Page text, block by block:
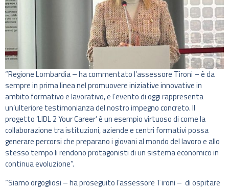
“Regione Lombardia – ha commentato l’assessore Tironi – è da
sempre in prima linea nel promuovere iniziative innovative in
ambito formativo e lavorativo, e l’evento di oggi rappresenta
un’ulteriore testimonianza del nostro impegno concreto. Il
progetto ‘LIDL 2 Your Career’ è un esempio virtuoso di come la
collaborazione tra istituzioni, aziende e centri formativi possa
generare percorsi che preparano i giovani al mondo del lavoro e allo
stesso tempo li rendono protagonisti di un sistema economico in
continua evoluzione”.
“Siamo orgogliosi – ha proseguito l’assessore Tironi – di ospitare